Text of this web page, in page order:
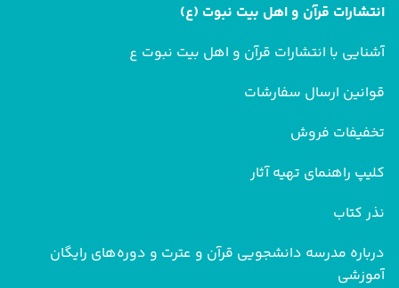
انتشارات قرآن و اهل بیت نبوت (ع)
آشنایی با انتشارات قرآن و اهل بیت نبوت ع
قوانین ارسال سفارشات
تخفیفات فروش
کلیپ راهنمای تهیه آثار
نذر کتاب
درباره مدرسه دانشجویی قرآن و عترت و دوره‌های رایگان
آموزشی